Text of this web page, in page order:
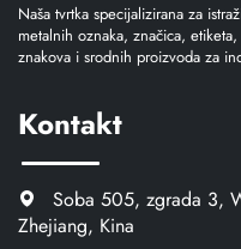
Naša tvrtka specijalizirana za
metalnih oznaka, značica,
znakova i srodnih proizvoda za
Kontakt
Soba 505, zgrada 3,
Zhejiang, Kina